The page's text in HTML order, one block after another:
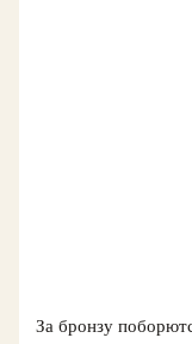
За бронзу